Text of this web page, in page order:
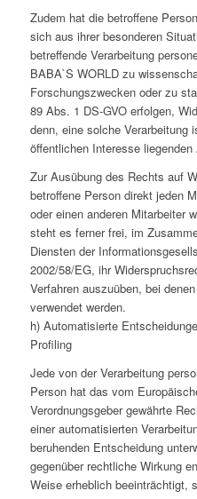
Zudem hat die betroffene
sich aus ihrer besonderen
betreffende Verarbeitung
BABA`S WORLD zu
Forschungszwecken oder zu
89 Abs. 1 DS-GVO erfolgen,
denn, eine solche Verarbeitung
öffentlichen Interesse
Zur Ausübung des Rechts auf
betroffene Person direkt jeden
oder einen anderen Mitarbeiter
steht es ferner frei, im
Diensten der
2002/58/EG, ihr
Verfahren auszuüben, bei
verwendet werden.
h) Automatisierte
Profiling
Jede von der Verarbeitung
Person hat das vom
Verordnungsgeber gewährte
einer automatisierten
beruhenden Entscheidung
gegenüber rechtliche Wirkung
Weise erheblich beeinträchtigt,